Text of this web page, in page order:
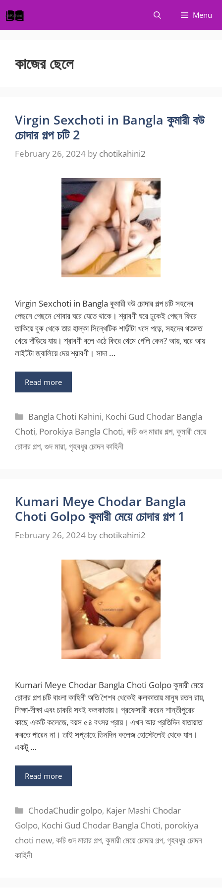
to
content
Menu
কাজের ছেলে
Virgin Sexchoti in Bangla কুমারী বউ
চোদার গল্প চটি 2
February 26, 2024 by chotikahini2
Virgin Sexchoti in Bangla কুমারী বউ চোদার গল্প চটি সহদেব
পেছনে পেছনে শোবার ঘরে যেতে থাকে। শ্রাবণী ঘরে ঢুকেই পেছন ফিরে
তাকিয়ে বুক থেকে তার হাল্কা সিন্থেটিক শাড়ীটা খসে পড়ে, সহদেব থতমত
খেয়ে দাঁড়িয়ে যায়। শ্রাবণী বলে ওঠে কিরে থেমে গেলি কেন? আয়, ঘরে আয়
লাইটটা জ্বালিয়ে দেয় শ্রাবণী। সাদা …
Read more
Categories
Bangla Choti Kahini, Kochi Gud Chodar Bangla
Choti, Porokiya Bangla Choti, কচি গুদ মারার গল্প, কুমারী মেয়ে
চোদার গল্প, গুদ মারা, গৃহবধূর চোদন কাহিনী
Kumari Meye Chodar Bangla
Choti Golpo কুমারী মেয়ে চোদার গল্প 1
February 26, 2024 by chotikahini2
Kumari Meye Chodar Bangla Choti Golpo কুমারী মেয়ে
চোদার গল্প চটি বাংলা কাহিনী অতি শৈশব থেকেই কলকাতায় মানুষ রতন রায়,
শিক্ষা-দীক্ষা এবং চাকরি সবই কলকাতায়। প্রফেসারী করেন শান্তীপুরের
কাছে একটি কলেজে, বয়স ৫৪ বৎসর প্রায়। এখন আর প্রতিদিন যাতায়াত
করতে পারেন না। তাই সপ্তাহে তিনদিন কলেজ হোস্টেলেই থেকে যান।
একটু …
Read more
Categories
ChodaChudir golpo, Kajer Mashi Chodar
Golpo, Kochi Gud Chodar Bangla Choti, porokiya
choti new, কচি গুদ মারার গল্প, কুমারী মেয়ে চোদার গল্প, গৃহবধূর চোদন
কাহিনী